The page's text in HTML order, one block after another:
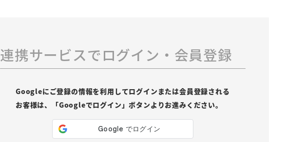
連携サービスでログイン・会員登録
Googleにご登録の情報を利用してログインまたは会員登録される
お客様は、「Googleでログイン」ボタンよりお進みください。